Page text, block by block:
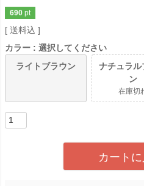
690 pt
送料込
カラー
選択してください
ライトブラウン
ナチュラル
ン
在庫切
カート